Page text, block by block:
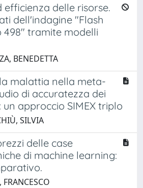
efficienza delle risorse.
dell'indagine "Flash
tramite modelli
BENEDETTA
malattia nella meta-
di accuratezza dei
approccio SIMEX triplo
SILVIA
delle case
di machine learning: